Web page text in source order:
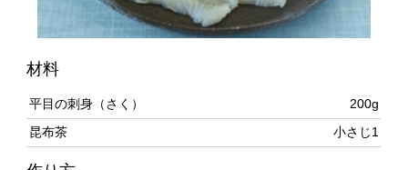
材料
平目の刺身（さく）
作り方
平目の刺身は両面に昆布茶をまんべんなくふり、ラップ